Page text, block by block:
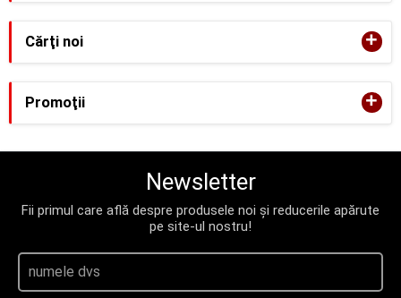
Cărţi noi +
Promoţii +
Newsletter
Fii primul care află despre produsele noi și reducerile apărute
pe site-ul nostru!